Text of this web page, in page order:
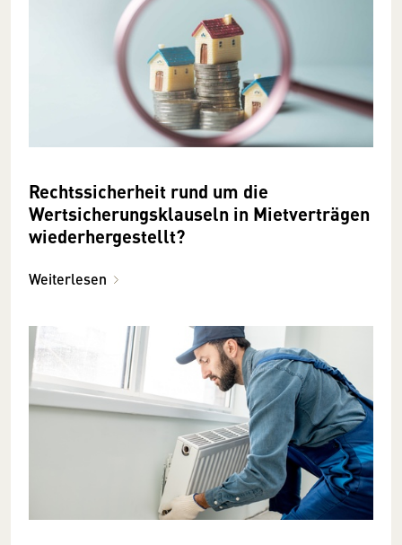
Rechtssicherheit rund um die
Wertsicherungsklauseln in Mietverträgen
wiederhergestellt?
Weiterlesen